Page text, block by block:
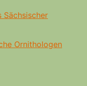
Sächsischer
Ornithologen